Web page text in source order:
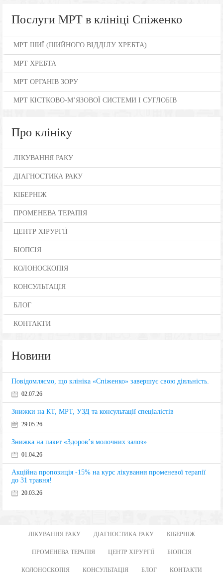
Послуги МРТ в клініці Спіженко
МРТ ШИЇ (ШИЙНОГО ВІДДІЛУ ХРЕБТА)
МРТ ХРЕБТА
МРТ ОРГАНІВ ЗОРУ
МРТ КІСТКОВО-М’ЯЗОВОЇ СИСТЕМИ І СУГЛОБІВ
Про клініку
ЛІКУВАННЯ РАКУ
ДІАГНОСТИКА РАКУ
КІБЕРНІЖ
ПРОМЕНЕВА ТЕРАПІЯ
ЦЕНТР ХІРУРГІЇ
БІОПСІЯ
КОЛОНОСКОПІЯ
КОНСУЛЬТАЦІЯ
БЛОГ
КОНТАКТИ
Новини
Повідомляємо, що клініка «Спіженко» завершує свою діяльність.
02.07.26
Знижки на КТ, МРТ, УЗД та консультації спеціалістів
29.05.26
Знижка на пакет «Здоров’я молочних залоз»
01.04.26
Акційна пропозиція -15% на курс лікування променевої терапії
до 31 травня!
20.03.26
ЛІКУВАННЯ РАКУ ДІАГНОСТИКА РАКУ КІБЕРНІЖ
ПРОМЕНЕВА ТЕРАПІЯ ЦЕНТР ХІРУРГІЇ БІОПСІЯ
КОЛОНОСКОПІЯ КОНСУЛЬТАЦІЯ БЛОГ КОНТАКТИ